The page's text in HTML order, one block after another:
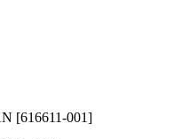
[616611-001]